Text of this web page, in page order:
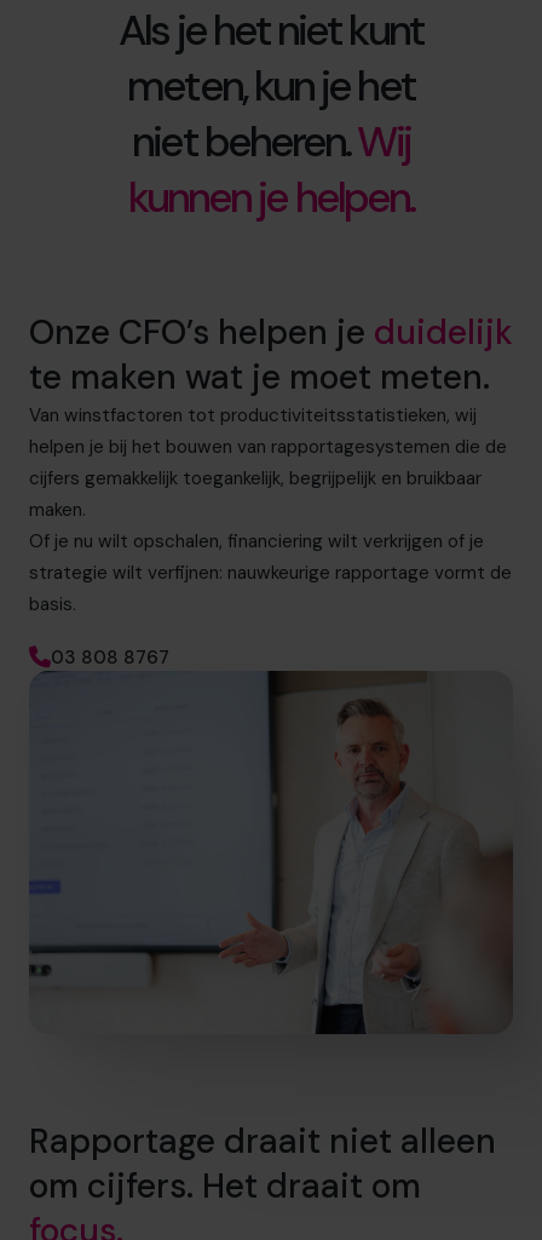
Als je het niet kunt
meten, kun je het
niet beheren.Wij
kunnen je helpen.
Onze CFO’s helpen je duidelijk
te maken wat je moet meten.
Van winstfactoren tot productiviteitsstatistieken, wij
helpen je bij het bouwen van rapportagesystemen die de
cijfers gemakkelijk toegankelijk, begrijpelijk en bruikbaar
maken.
Of je nu wilt opschalen, financiering wilt verkrijgen of je
strategie wilt verfijnen: nauwkeurige rapportage vormt de
basis.
03 808 8767
Rapportage draait niet alleen
om cijfers. Het draait om
focus.